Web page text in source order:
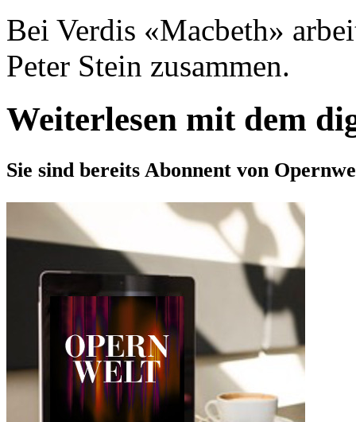
Bei Verdis «Macbeth»
Peter Stein zusammen.
Weiterlesen mit dem
Sie sind bereits Abonnent von